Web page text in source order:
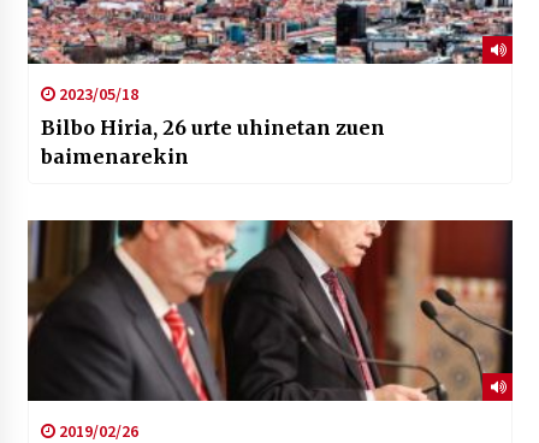
2023/05/18
Bilbo Hiria, 26 urte uhinetan zuen
baimenarekin
2019/02/26